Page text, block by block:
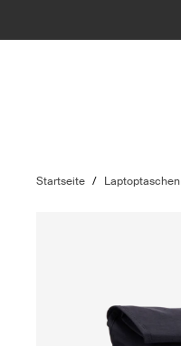
Startseite / Laptoptaschen